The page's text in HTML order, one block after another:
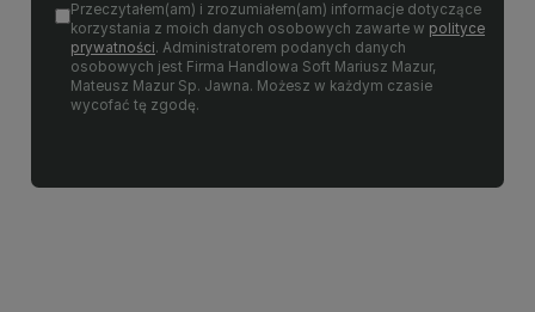
Przeczytałem(am) i zrozumiałem(am) informacje dotyczące
korzystania z moich danych osobowych zawarte w polityce
prywatności. Administratorem podanych danych
osobowych jest Firma Handlowa Soft Mariusz Mazur,
Mateusz Mazur Sp. Jawna. Możesz w każdym czasie
wycofać tę zgodę.